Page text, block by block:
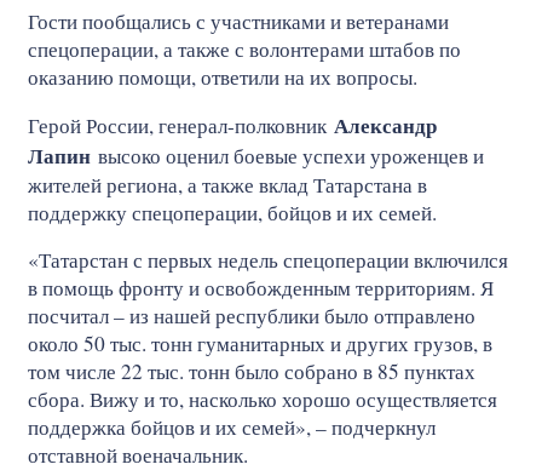
Гости пообщались с участниками и ветеранами
спецоперации, а также с волонтерами штабов по
оказанию помощи, ответили на их вопросы.
Герой России, генерал-полковник Александр
Лапин высоко оценил боевые успехи уроженцев и
жителей региона, а также вклад Татарстана в
поддержку спецоперации, бойцов и их семей.
«Татарстан с первых недель спецоперации включился
в помощь фронту и освобожденным территориям. Я
посчитал – из нашей республики было отправлено
около 50 тыс. тонн гуманитарных и других грузов, в
том числе 22 тыс. тонн было собрано в 85 пунктах
сбора. Вижу и то, насколько хорошо осуществляется
поддержка бойцов и их семей», – подчеркнул
отставной военачальник.